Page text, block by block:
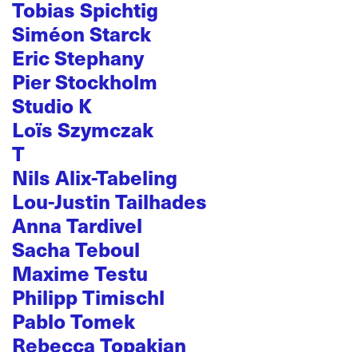
Tobias Spichtig
Siméon Starck
Eric Stephany
Pier Stockholm
Studio K
Loïs Szymczak
T
Nils Alix-Tabeling
Lou-Justin Tailhades
Anna Tardivel
Sacha Teboul
Maxime Testu
Philipp Timischl
Pablo Tomek
Rebecca Topakian